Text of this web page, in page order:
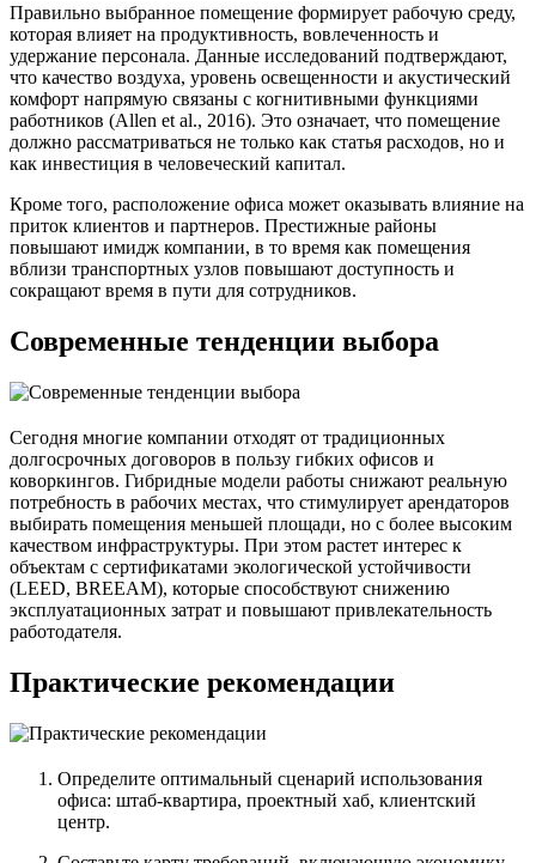
Правильно выбранное помещение формирует рабочую среду,
которая влияет на продуктивность, вовлеченность и
удержание персонала. Данные исследований подтверждают,
что качество воздуха, уровень освещенности и акустический
комфорт напрямую связаны с когнитивными функциями
работников (Allen et al., 2016). Это означает, что помещение
должно рассматриваться не только как статья расходов, но и
как инвестиция в человеческий капитал.
Кроме того, расположение офиса может оказывать влияние на
приток клиентов и партнеров. Престижные районы
повышают имидж компании, в то время как помещения
вблизи транспортных узлов повышают доступность и
сокращают время в пути для сотрудников.
Современные тенденции выбора
Сегодня многие компании отходят от традиционных
долгосрочных договоров в пользу гибких офисов и
коворкингов. Гибридные модели работы снижают реальную
потребность в рабочих местах, что стимулирует арендаторов
выбирать помещения меньшей площади, но с более высоким
качеством инфраструктуры. При этом растет интерес к
объектам с сертификатами экологической устойчивости
(LEED, BREEAM), которые способствуют снижению
эксплуатационных затрат и повышают привлекательность
работодателя.
Практические рекомендации
Определите оптимальный сценарий использования
офиса: штаб-квартира, проектный хаб, клиентский
центр.